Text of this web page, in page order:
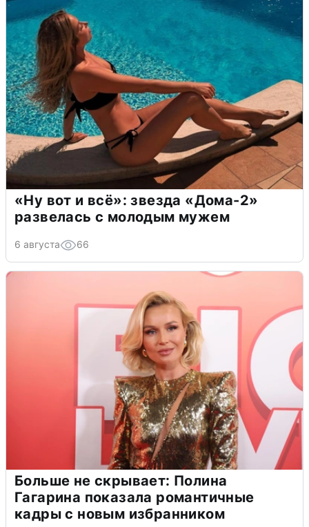
«Ну вот и всё»: звезда «Дома-2»
развелась с молодым мужем
6 августа 66
Больше не скрывает: Полина
Гагарина показала романтичные
кадры с новым избранником